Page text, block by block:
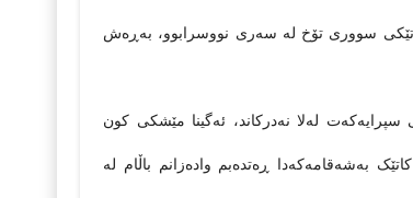
سووری تۆخ له ‌سه‌ری نووسرابوو، به‌ڕه‌ش
له‌لا نه‌درکاند، ئه‌گینا مێشکی کون
به‌شه‌قامه‌که‌دا ڕه‌تده‌بم واده‌زانم باڵام له‌